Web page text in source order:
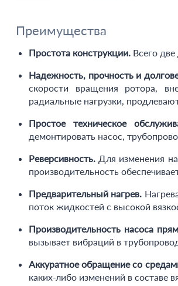
Преимущества
Простота конструкции.Всего две
Надежность, прочность и
скорости вращения ротора,
радиальные нагрузки,
Простое техническое
демонтировать насос,
Реверсивность.Для изменения
производительность
Предварительный нагрев.
поток жидкостей с высокой
Производительность насоса
вызывает вибраций в
Аккуратное обращение со
каких-либо изменений в составе